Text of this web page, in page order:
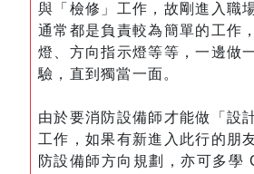
與「檢修」工作，故剛進入職
通常都是負責較為簡單的工作
燈、方向指示燈等等，一邊做
驗，直到獨當一面。
由於要消防設備師才能做「設
工作，如果有新進入此行的朋
防設備師方向規劃，亦可多學